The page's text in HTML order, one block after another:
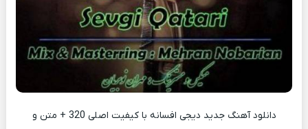
دانلود آهنگ جدید دیجی افسانه با کیفیت اصلی 320 + متن و